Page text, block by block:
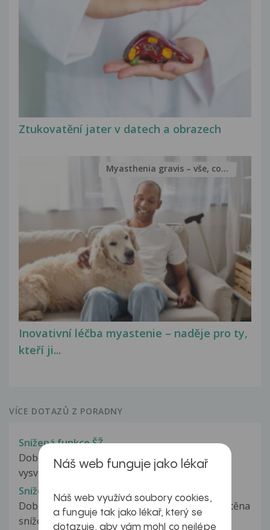
Ztukovatění jater v datech a obrazech
Inovativní léčba myastenie – naděje pro ty,
kteří ji...
Myasthenia gravis – vše, co...
VÍCE DOTAZŮ Z PORADNY
Snížená funkce ŠŽ
Dobrý den p.doktorko, chtěla bych poprosit o
vysvětlení nálezu: TSH 3,79. Krk....
Snížená funkce ŠŽ
Dobrý den,na preventivní prohlídce mi byla zjištěna
snížená funkce šž,hodnoty...
Náš web funguje jako lékař
Náš web využívá soubory cookies,
a funguje tak jako lékař, který se
dotazuje, aby vám mohl co nejlépe